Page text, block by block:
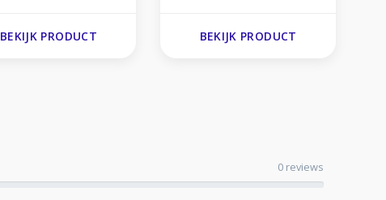
BEKIJK PRODUCT BEKIJK PRODUCT
0 reviews